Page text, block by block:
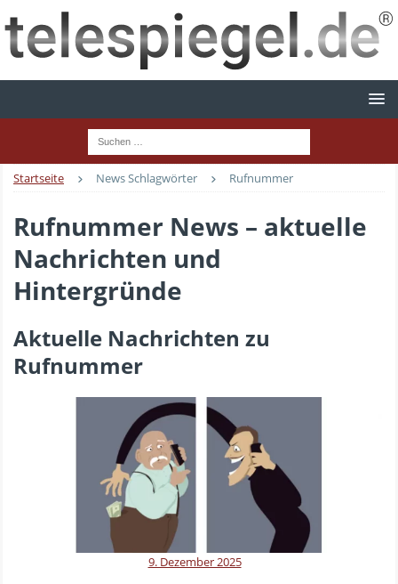
Startseite News Schlagwörter Rufnummer
Rufnummer News – aktuelle
Nachrichten und
Hintergründe
Aktuelle Nachrichten zu
Rufnummer
9. Dezember 2025